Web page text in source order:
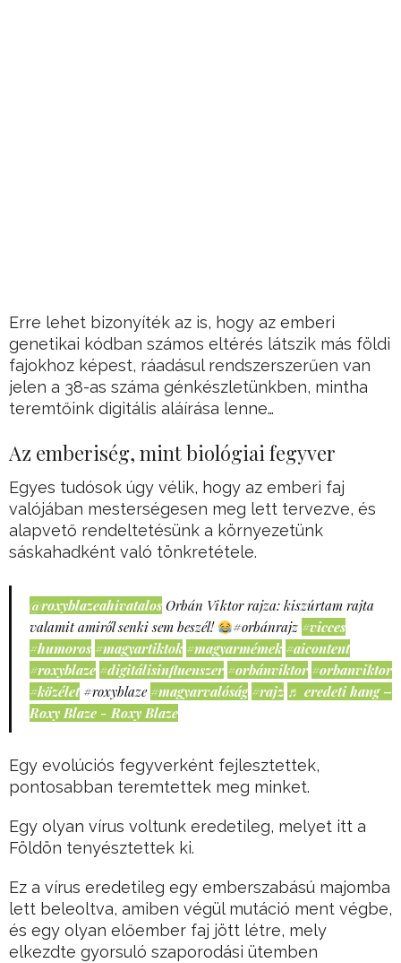
Erre lehet bizonyíték az is, hogy az emberi
genetikai kódban számos eltérés látszik más földi
fajokhoz képest, ráadásul rendszerszerűen van
jelen a 38-as száma génkészletünkben, mintha
teremtőink digitális aláírása lenne…
Az emberiség, mint biológiai fegyver
Egyes tudósok úgy vélik, hogy az emberi faj
valójában mesterségesen meg lett tervezve, és
alapvető rendeltetésünk a környezetünk
sáskahadként való tönkretétele.
@roxyblazeahivatalos Orbán Viktor rajza: kiszúrtam rajta
valamit amiről senki sem beszél!
#orbánrajz #vicces
#humoros #magyartiktok #magyarmémek #aicontent
#roxyblaze #digitálisinfluenszer #orbánviktor #orbanviktor
#közélet #roxyblaze #magyarvalóság #rajz ♬ eredeti hang –
Roxy Blaze - Roxy Blaze
Egy evolúciós fegyverként fejlesztettek,
pontosabban teremtettek meg minket.
Egy olyan vírus voltunk eredetileg, melyet itt a
Földön tenyésztettek ki.
Ez a vírus eredetileg egy emberszabású majomba
lett beleoltva, amiben végül mutáció ment végbe,
és egy olyan előember faj jött létre, mely
elkezdte gyorsuló szaporodási ütemben